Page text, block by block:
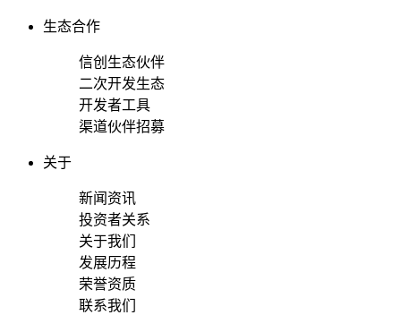
生态合作
信创生态伙伴
二次开发生态
开发者工具
渠道伙伴招募
关于
新闻资讯
投资者关系
关于我们
发展历程
荣誉资质
联系我们